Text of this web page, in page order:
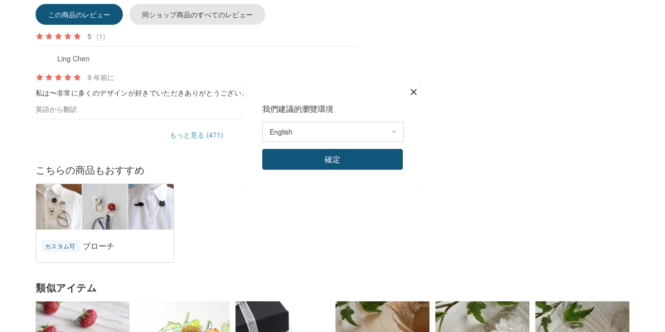
この商品のレビュー 同ショップ商品のすべてのレビュー
5 (1)
Ling Chen
9 年前に
私は〜非常に多くのデザインが好きでいただきありがとうございます:)
英語から翻訳
もっと見る (471)
こちらの商品もおすすめ
カスタム可 ブローチ
類似アイテム
我們建議的瀏覽環境
確定